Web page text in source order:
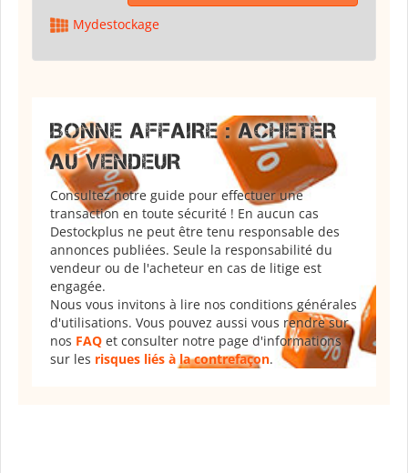
Mydestockage
BONNE AFFAIRE : ACHETER
AU VENDEUR
Consultez notre guide pour effectuer une
transaction en toute sécurité ! En aucun cas
Destockplus ne peut être tenu responsable des
annonces publiées. Seule la responsabilité du
vendeur ou de l'acheteur en cas de litige est
engagée.
Nous vous invitons à lire nos conditions générales
d'utilisations. Vous pouvez aussi vous rendre sur
nos FAQ et consulter notre page d'informations
sur les risques liés à la contrefaçon.